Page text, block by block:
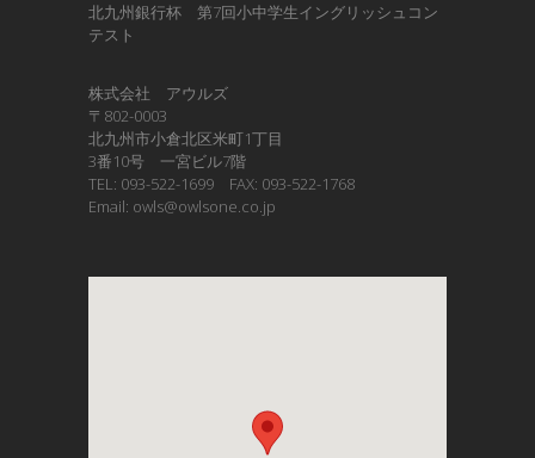
北九州銀行杯 第7回小中学生イングリッシュコン
テスト
株式会社 アウルズ
〒802-0003
北九州市小倉北区米町1丁目
3番10号 一宮ビル7階
TEL: 093-522-1699 FAX: 093-522-1768
Email: owls@owlsone.co.jp